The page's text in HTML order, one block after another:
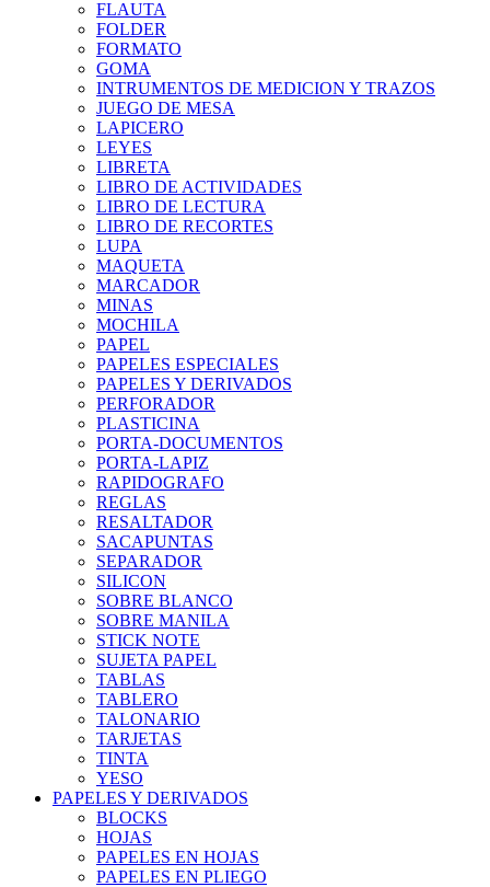
FLAUTA
FOLDER
FORMATO
GOMA
INTRUMENTOS DE MEDICION Y TRAZOS
JUEGO DE MESA
LAPICERO
LEYES
LIBRETA
LIBRO DE ACTIVIDADES
LIBRO DE LECTURA
LIBRO DE RECORTES
LUPA
MAQUETA
MARCADOR
MINAS
MOCHILA
PAPEL
PAPELES ESPECIALES
PAPELES Y DERIVADOS
PERFORADOR
PLASTICINA
PORTA-DOCUMENTOS
PORTA-LAPIZ
RAPIDOGRAFO
REGLAS
RESALTADOR
SACAPUNTAS
SEPARADOR
SILICON
SOBRE BLANCO
SOBRE MANILA
STICK NOTE
SUJETA PAPEL
TABLAS
TABLERO
TALONARIO
TARJETAS
TINTA
YESO
PAPELES Y DERIVADOS
BLOCKS
HOJAS
PAPELES EN HOJAS
PAPELES EN PLIEGO